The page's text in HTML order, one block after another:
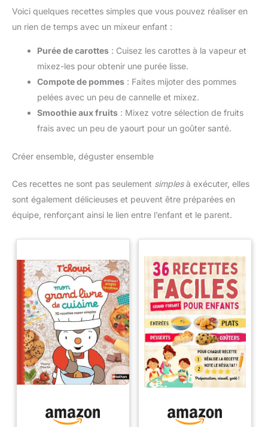
Voici quelques recettes simples que vous pouvez réaliser en
un rien de temps avec un mixeur enfant :
Purée de carottes : Cuisez les carottes à la vapeur et
mixez-les pour obtenir une purée lisse.
Compote de pommes : Faites mijoter des pommes
pelées avec un peu de cannelle et mixez.
Smoothie aux fruits : Mixez votre sélection de fruits
frais avec un peu de yaourt pour un goûter santé.
Créer ensemble, déguster ensemble
Ces recettes ne sont pas seulement simplesà exécuter, elles
sont également délicieuses et peuvent être préparées en
équipe, renforçant ainsi le lien entre l’enfant et le parent.